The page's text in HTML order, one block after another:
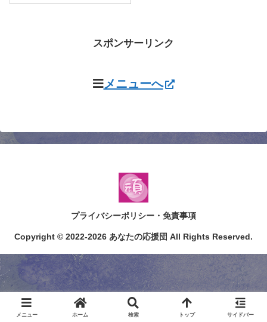
スポンサーリンク
メニューへ
プライバシーポリシー・免責事項
Copyright © 2022-2026 あなたの応援団 All Rights Reserved.
メニュー ホーム 検索 トップ サイドバー